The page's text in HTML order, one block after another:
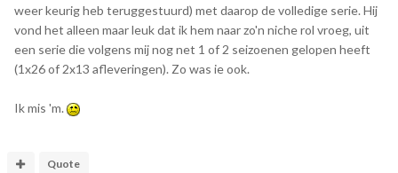
weer keurig heb teruggestuurd) met daarop de volledige serie. Hij
vond het alleen maar leuk dat ik hem naar zo'n niche rol vroeg, uit
een serie die volgens mij nog net 1 of 2 seizoenen gelopen heeft
(1x26 of 2x13 afleveringen). Zo was ie ook.
Ik mis 'm.
Quote